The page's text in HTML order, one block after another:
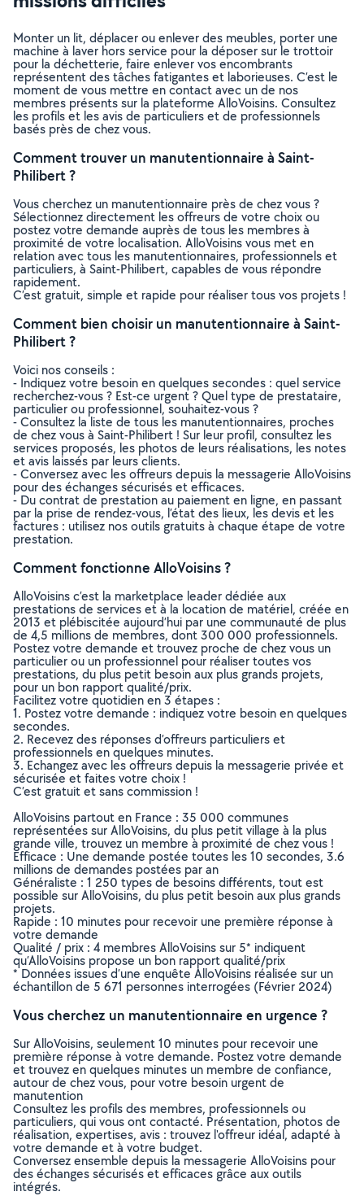
Monter un lit, déplacer ou enlever des meubles, porter une
machine à laver hors service pour la déposer sur le trottoir
pour la déchetterie, faire enlever vos encombrants
représentent des tâches fatigantes et laborieuses. C’est le
moment de vous mettre en contact avec un de nos
membres présents sur la plateforme AlloVoisins. Consultez
les profils et les avis de particuliers et de professionnels
basés près de chez vous.
Comment trouver un manutentionnaire à Saint-
Philibert ?
Vous cherchez un manutentionnaire près de chez vous ?
Sélectionnez directement les offreurs de votre choix ou
postez votre demande auprès de tous les membres à
proximité de votre localisation. AlloVoisins vous met en
relation avec tous les manutentionnaires, professionnels et
particuliers, à Saint-Philibert, capables de vous répondre
rapidement.
C’est gratuit, simple et rapide pour réaliser tous vos projets !
Comment bien choisir un manutentionnaire à Saint-
Philibert ?
Voici nos conseils :
- Indiquez votre besoin en quelques secondes : quel service
recherchez-vous ? Est-ce urgent ? Quel type de prestataire,
particulier ou professionnel, souhaitez-vous ?
- Consultez la liste de tous les manutentionnaires, proches
de chez vous à Saint-Philibert ! Sur leur profil, consultez les
services proposés, les photos de leurs réalisations, les notes
et avis laissés par leurs clients.
- Conversez avec les offreurs depuis la messagerie AlloVoisins
pour des échanges sécurisés et efficaces.
- Du contrat de prestation au paiement en ligne, en passant
par la prise de rendez-vous, l’état des lieux, les devis et les
factures : utilisez nos outils gratuits à chaque étape de votre
prestation.
Comment fonctionne AlloVoisins ?
AlloVoisins c’est la marketplace leader dédiée aux
prestations de services et à la location de matériel, créée en
2013 et plébiscitée aujourd’hui par une communauté de plus
de 4,5 millions de membres, dont 300 000 professionnels.
Postez votre demande et trouvez proche de chez vous un
particulier ou un professionnel pour réaliser toutes vos
prestations, du plus petit besoin aux plus grands projets,
pour un bon rapport qualité/prix.
Facilitez votre quotidien en 3 étapes :
1. Postez votre demande : indiquez votre besoin en quelques
secondes.
2. Recevez des réponses d’offreurs particuliers et
professionnels en quelques minutes.
3. Echangez avec les offreurs depuis la messagerie privée et
sécurisée et faites votre choix !
C’est gratuit et sans commission !
AlloVoisins partout en France : 35 000 communes
représentées sur AlloVoisins, du plus petit village à la plus
grande ville, trouvez un membre à proximité de chez vous !
Efficace : Une demande postée toutes les 10 secondes, 3.6
millions de demandes postées par an
Généraliste : 1 250 types de besoins différents, tout est
possible sur AlloVoisins, du plus petit besoin aux plus grands
projets.
Rapide : 10 minutes pour recevoir une première réponse à
votre demande
Qualité / prix : 4 membres AlloVoisins sur 5* indiquent
qu’AlloVoisins propose un bon rapport qualité/prix
* Données issues d’une enquête AlloVoisins réalisée sur un
échantillon de 5 671 personnes interrogées (Février 2024)
Vous cherchez un manutentionnaire en urgence ?
Sur AlloVoisins, seulement 10 minutes pour recevoir une
première réponse à votre demande. Postez votre demande
et trouvez en quelques minutes un membre de confiance,
autour de chez vous, pour votre besoin urgent de
manutention
Consultez les profils des membres, professionnels ou
particuliers, qui vous ont contacté. Présentation, photos de
réalisation, expertises, avis : trouvez l'offreur idéal, adapté à
votre demande et à votre budget.
Conversez ensemble depuis la messagerie AlloVoisins pour
des échanges sécurisés et efficaces grâce aux outils
intégrés.